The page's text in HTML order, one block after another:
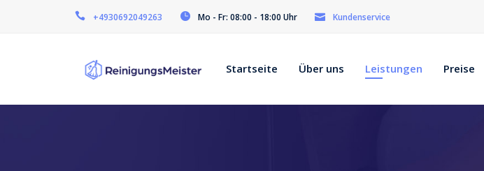
+4930692049263 Mo - Fr: 08:00 - 18:00 Uhr Kundenservice
Startseite Über uns Leistungen Preise